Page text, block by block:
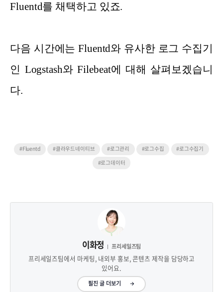
Fluentd를 채택하고 있죠.
다음 시간에는 Fluentd와 유사한 로그 수집기
인 Logstash와 Filebeat에 대해 살펴보겠습니
다.
#Fluentd #클라우드네이티브 #로그관리 #로그수집
#로그수집기
#로그데이터
이화정 프리세일즈팀
프리세일즈팀에서 마케팅, 내외부 홍보, 콘텐츠 제작을 담당하고
있어요.
필진 글 더보기